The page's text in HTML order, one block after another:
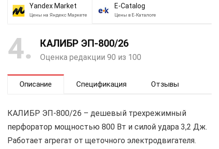
Yandex Market
Цены на Яндекс Маркете
E-Catalog
Цены в Е-Каталоге
4 КАЛИБР ЭП-800/26
Оценка редакции 90 из 100
Описание Спецификация Отзывы
КАЛИБР ЭП-800/26 – дешевый трехрежимный
перфоратор мощностью 800 Вт и силой удара 3,2 Дж.
Работает агрегат от щеточного электродвигателя.